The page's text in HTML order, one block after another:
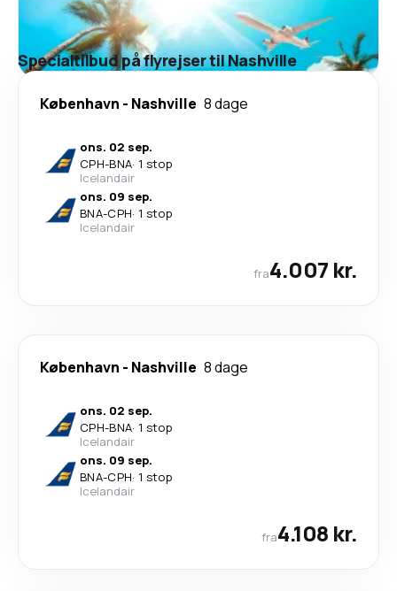
Specialtilbud på flyrejser til Nashville
København - Nashville 8 dage
ons. 02 sep.
CPH-BNA· 1 stop
Icelandair
ons. 09 sep.
BNA-CPH· 1 stop
Icelandair
fra4.007 kr.
København - Nashville 8 dage
ons. 02 sep.
CPH-BNA· 1 stop
Icelandair
ons. 09 sep.
BNA-CPH· 1 stop
Icelandair
fra4.108 kr.